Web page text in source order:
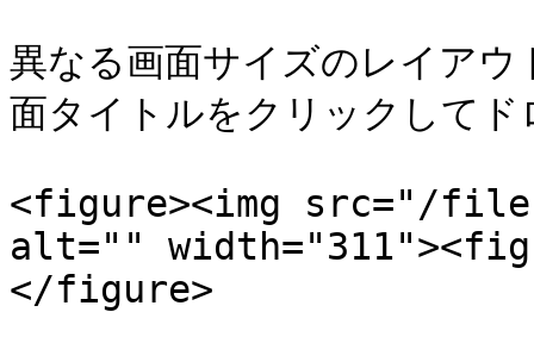
異なる画面サイズのレイア
面タイトルをクリックして
<figure><img src="/files/
alt=""
</figure>